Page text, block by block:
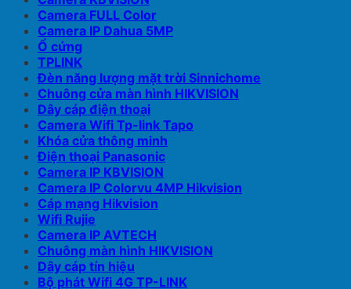
Camera FULL Color
Camera IP Dahua 5MP
Ổ cứng
TPLINK
Đèn năng lượng mặt trời Sinnichome
Chuông cửa màn hình HIKVISION
Dây cáp điện thoại
Camera Wifi Tp-link Tapo
Khóa cửa thông minh
Điện thoại Panasonic
Camera IP KBVISION
Camera IP Colorvu 4MP Hikvision
Cáp mạng Hikvision
Wifi Rujie
Camera IP AVTECH
Chuông màn hình HIKVISION
Dây cáp tín hiệu
Bộ phát Wifi 4G TP-LINK